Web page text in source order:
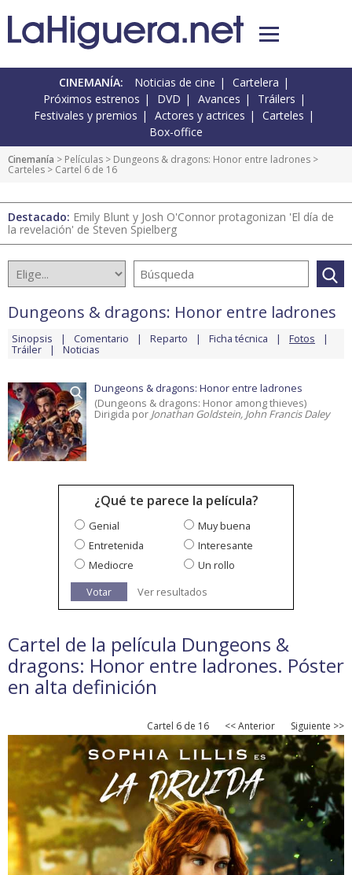
CINEMANÍA: Noticias de cine
Cartelera
Próximos estrenos
DVD Avances
Tráilers
Festivales y premios
Actores y actrices
Carteles
Box-office
Cinemanía > Películas > Dungeons & dragons: Honor entre ladrones >
Carteles > Cartel 6 de 16
Destacado: Emily Blunt y Josh O'Connor protagonizan 'El día de
la revelación' de Steven Spielberg
Dungeons & dragons: Honor entre ladrones
Sinopsis Comentario Reparto Ficha técnica Fotos
Tráiler Noticias
Dungeons & dragons: Honor entre ladrones
(Dungeons & dragons: Honor among thieves)
Dirigida por Jonathan Goldstein, John Francis Daley
¿Qué te parece la película?
Genial
Muy buena
Entretenida
Interesante
Mediocre
Un rollo
Votar
Ver resultados
Cartel de la película Dungeons &
dragons: Honor entre ladrones. Póster
en alta definición
Cartel 6 de 16 << Anterior Siguiente >>